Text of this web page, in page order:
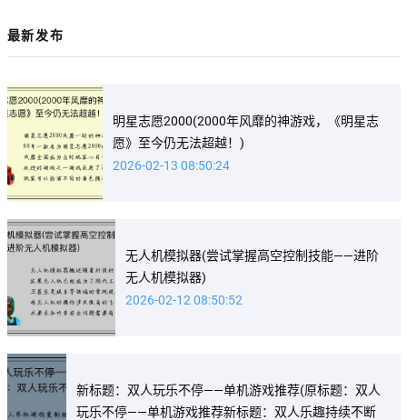
最新发布
明星志愿2000(2000年风靡的神游戏，《明星志
愿》至今仍无法超越！)
2026-02-13 08:50:24
无人机模拟器(尝试掌握高空控制技能——进阶
无人机模拟器)
2026-02-12 08:50:52
新标题：双人玩乐不停——单机游戏推荐(原标题：双人
玩乐不停——单机游戏推荐新标题：双人乐趣持续不断